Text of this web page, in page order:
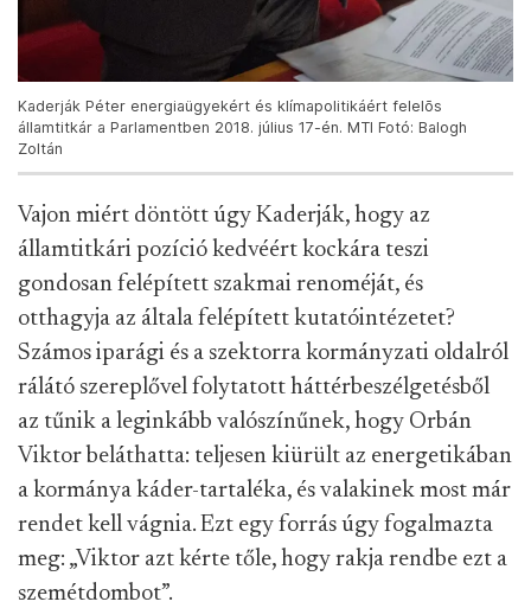
Kaderják Péter energiaügyekért és klímapolitikáért felelõs
államtitkár a Parlamentben 2018. július 17-én. MTI Fotó: Balogh
Zoltán
Vajon miért döntött úgy Kaderják, hogy az
államtitkári pozíció kedvéért kockára teszi
gondosan felépített szakmai renoméját, és
otthagyja az általa felépített kutatóintézetet?
Számos iparági és a szektorra kormányzati oldalról
rálátó szereplővel folytatott háttérbeszélgetésből
az tűnik a leginkább valószínűnek, hogy Orbán
Viktor beláthatta: teljesen kiürült az energetikában
a kormánya káder-tartaléka, és valakinek most már
rendet kell vágnia. Ezt egy forrás úgy fogalmazta
meg: „Viktor azt kérte tőle, hogy rakja rendbe ezt a
szemétdombot”.